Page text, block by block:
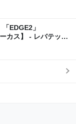
EDGE2」
カス】 - レバテック